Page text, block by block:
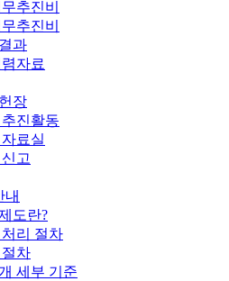
추진비
추진비
과
자료
장
진활동
료실
고
내
도란?
리 절차
차
세부 기준